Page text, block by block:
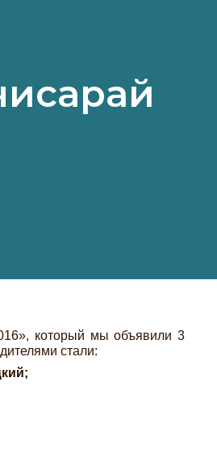
который мы объявили 3
стали: